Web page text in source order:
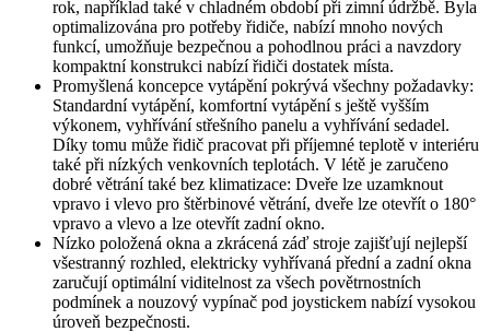
rok, například také v chladném období při zimní údržbě. Byla
optimalizována pro potřeby řidiče, nabízí mnoho nových
funkcí, umožňuje bezpečnou a pohodlnou práci a navzdory
kompaktní konstrukci nabízí řidiči dostatek místa.
Promyšlená koncepce vytápění pokrývá všechny požadavky:
Standardní vytápění, komfortní vytápění s ještě vyšším
výkonem, vyhřívání střešního panelu a vyhřívání sedadel.
Díky tomu může řidič pracovat při příjemné teplotě v interiéru
také při nízkých venkovních teplotách. V létě je zaručeno
dobré větrání také bez klimatizace: Dveře lze uzamknout
vpravo i vlevo pro štěrbinové větrání, dveře lze otevřít o 180°
vpravo a vlevo a lze otevřít zadní okno.
Nízko položená okna a zkrácená záď stroje zajišťují nejlepší
všestranný rozhled, elektricky vyhřívaná přední a zadní okna
zaručují optimální viditelnost za všech povětrnostních
podmínek a nouzový vypínač pod joystickem nabízí vysokou
úroveň bezpečnosti.